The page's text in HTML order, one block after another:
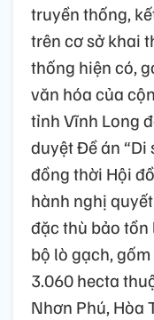
truyền thống,
trên cơ sở khai
thống hiện có,
văn hóa của
tỉnh Vĩnh Long
duyệt Đề án
đồng thời Hội
hành nghị
đặc thù bảo tồn
bộ lò gạch,
3.060 hecta
Nhơn Phú, Hòa